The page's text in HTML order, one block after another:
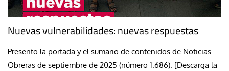
Nuevas vulnerabilidades: nuevas respuestas
Presento la portada y el sumario de contenidos de Noticias
Obreras de septiembre de 2025 (número 1.686). [Descarga la